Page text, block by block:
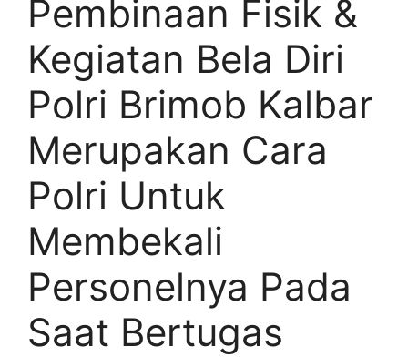
Pembinaan Fisik &
Kegiatan Bela Diri
Polri Brimob Kalbar
Merupakan Cara
Polri Untuk
Membekali
Personelnya Pada
Saat Bertugas